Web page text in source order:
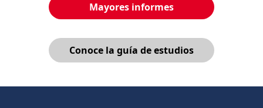
Mayores informes
Conoce la guía de estudios